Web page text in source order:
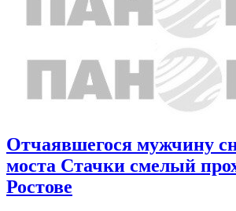
Отчаявшегося мужчину
моста Стачки смелый
Ростове